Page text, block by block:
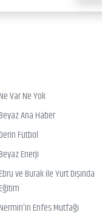
Ne Var Ne Yok
Beyaz Ana Haber
Derin Futbol
Beyaz Enerji
Ebru ve Burak ile Yurt Dışında
Eğitim
Nermin'in Enfes Mutfağı